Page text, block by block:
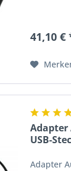
41,10 €
USB-
Adapter